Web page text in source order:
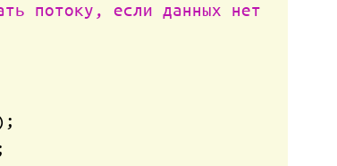
потоку, если данных нет